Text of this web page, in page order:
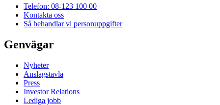
Telefon: 08-123 100 00
Kontakta oss
Så behandlar vi personuppgifter
Genvägar
Nyheter
Anslagstavla
Press
Investor Relations
Lediga jobb